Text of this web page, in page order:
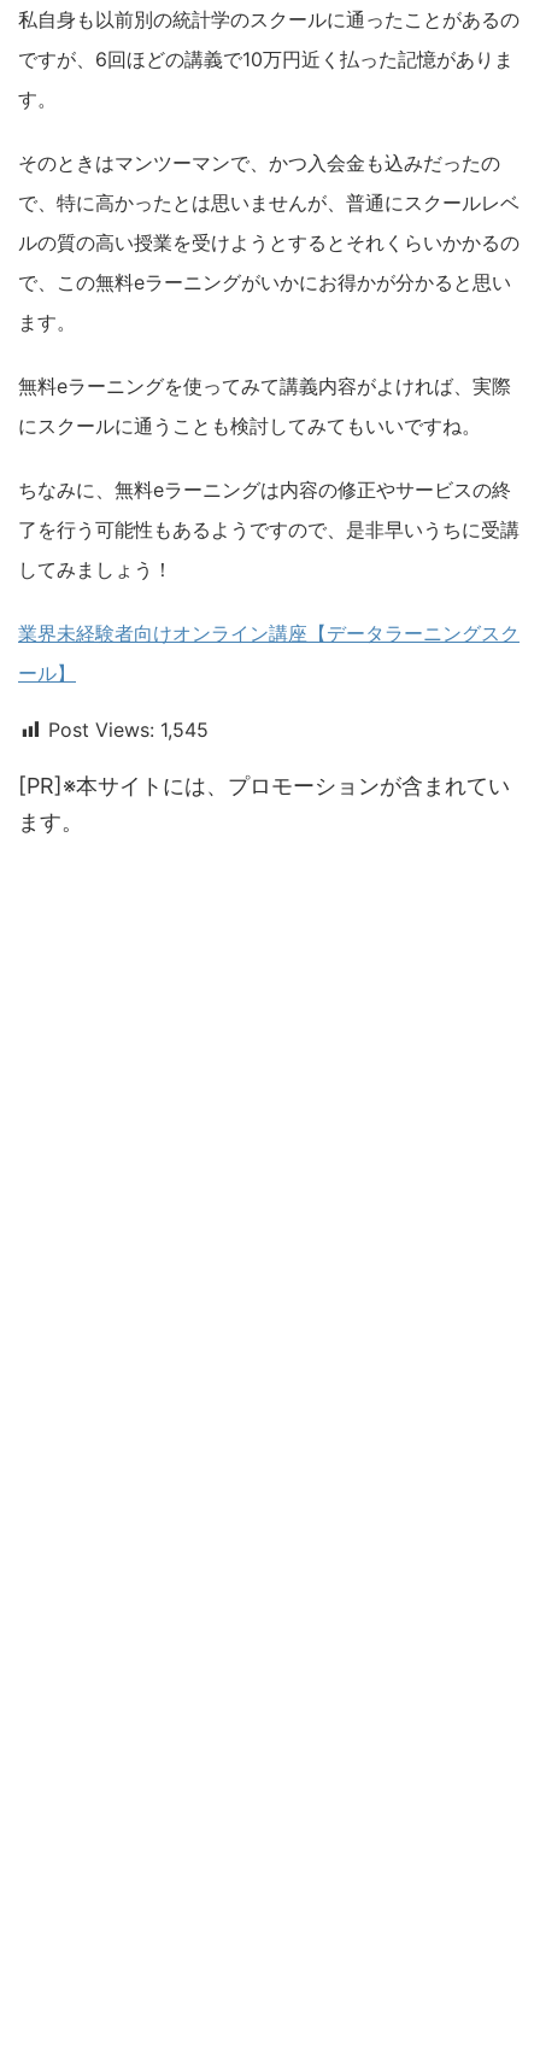
私自身も以前別の統計学のスクールに通ったことがあるの
ですが、6回ほどの講義で10万円近く払った記憶がありま
す。
そのときはマンツーマンで、かつ入会金も込みだったの
で、特に高かったとは思いませんが、普通にスクールレベ
ルの質の高い授業を受けようとするとそれくらいかかるの
で、この無料eラーニングがいかにお得かが分かると思い
ます。
無料eラーニングを使ってみて講義内容がよければ、実際
にスクールに通うことも検討してみてもいいですね。
ちなみに、無料eラーニングは内容の修正やサービスの終
了を行う可能性もあるようですので、是非早いうちに受講
してみましょう！
業界未経験者向けオンライン講座【データラーニングスク
ール】
Post Views: 1,545
[PR]※本サイトには、プロモーションが含まれてい
ます。